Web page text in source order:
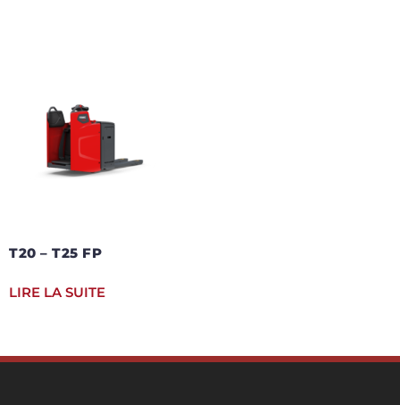
T20 – T25 FP
LIRE LA SUITE